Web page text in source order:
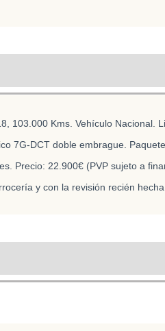
103.000 Kms. Vehículo Nacional.
7G-DCT doble embrague.
Precio: 22.900€ (PVP sujeto a
y con la revisión recién